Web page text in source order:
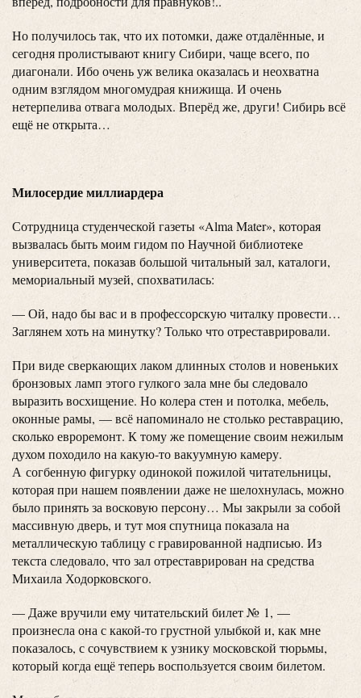
Но получилось так, что их потомки, даже отдалённые, и
сегодня пролистывают книгу Сибири, чаще всего, по
диагонали. Ибо очень уж велика оказалась и неохватна
одним взглядом многомудрая книжища. И очень
нетерпелива отвага молодых. Вперёд же, други! Сибирь всё
ещё не открыта…
Милосердие миллиардера
Сотрудница студенческой газеты «Alma Mater», которая
вызвалась быть моим гидом по Научной библиотеке
университета, показав большой читальный зал, каталоги,
мемориальный музей, спохватилась:
— Ой, надо бы вас и в профессорскую читалку провести…
Заглянем хоть на минутку? Только что отреставрировали.
При виде сверкающих лаком длинных столов и новеньких
бронзовых ламп этого гулкого зала мне бы следовало
выразить восхищение. Но колера стен и потолка, мебель,
оконные рамы, — всё напоминало не столько реставрацию,
сколько евроремонт. К тому же помещение своим нежилым
духом походило на какую-то вакуумную камеру.
А согбенную фигурку одинокой пожилой читательницы,
которая при нашем появлении даже не шелохнулась, можно
было принять за восковую персону… Мы закрыли за собой
массивную дверь, и тут моя спутница показала на
металлическую таблицу с гравированной надписью. Из
текста следовало, что зал отреставрирован на средства
Михаила Ходорковского.
— Даже вручили ему читательский билет № 1, —
произнесла она с какой-то грустной улыбкой и, как мне
показалось, с сочувствием к узнику московской тюрьмы,
который когда ещё теперь воспользуется своим билетом.